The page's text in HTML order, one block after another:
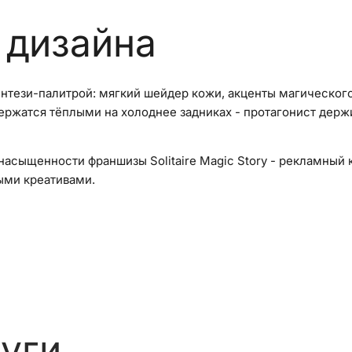
палитрой: мягкий шейдер кожи, акценты
тёплыми на холоднее задниках - протагонист
франшизы Solitaire Magic Story - рекламный
креативами.